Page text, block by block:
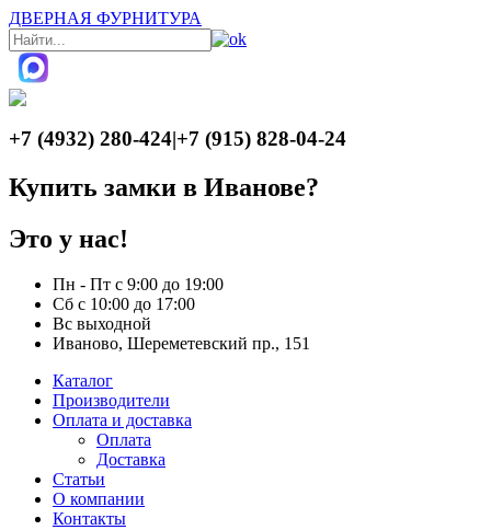
ДВЕРНАЯ ФУРНИТУРА
+7 (4932) 280-424|+7 (915) 828-04-24
Купить замки в Иванове?
Это у нас!
Пн - Пт с 9:00 до 19:00
Сб с 10:00 до 17:00
Вс выходной
Иваново, Шереметевский пр., 151
Каталог
Производители
Оплата и доставка
Оплата
Доставка
Статьи
О компании
Контакты